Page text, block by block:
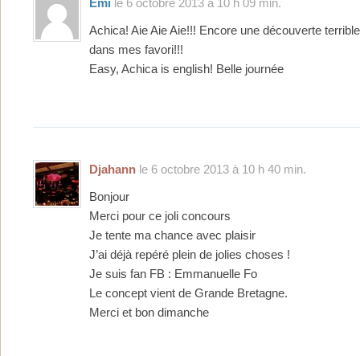
Emi le 6 octobre 2013 à 10 h 09 min.
Achica! Aie Aie Aie!!! Encore une découverte
dans mes favori!!!
Easy, Achica is english! Belle journée
Djahann le 6 octobre 2013 à 10 h 40 min.
Bonjour
Merci pour ce joli concours
Je tente ma chance avec plaisir
J’ai déjà repéré plein de jolies choses !
Je suis fan FB : Emmanuelle Fo
Le concept vient de Grande Bretagne.
Merci et bon dimanche